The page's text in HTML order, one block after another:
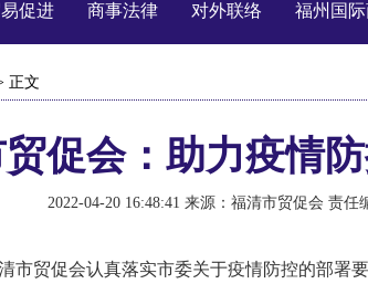
促进 商事法律 对外联络 福州国
正文
促会：助力疫情
2022-04-20 16:48:41 来源：福清市贸促会 责任
市贸促会认真落实市委关于疫情防控的部署